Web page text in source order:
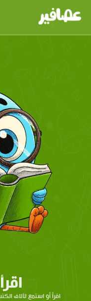
اقرأ أو استمع لآلاف